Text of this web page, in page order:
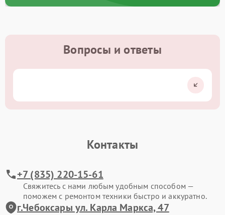
Вопросы и ответы
Контакты
+7 (835) 220-15-61
Свяжитесь с нами любым удобным способом —
поможем с ремонтом техники быстро и аккуратно.
г.Чебоксары ул. Карла Маркса, 47